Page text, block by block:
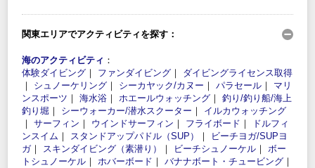
関東エリアでアクティビティを探す：
海のアクティビティ ：
体験ダイビング ｜ ファンダイビング ｜ ダイビングライセンス取得
｜ シュノーケリング ｜ シーカヤック/カヌー ｜ パラセール ｜ マリ
ンスポーツ ｜ 海水浴 ｜ ホエールウォッチング ｜ 釣り/釣り船/海上
釣り堀 ｜ シーウォーカー/潜水スクーター ｜ イルカウォッチング
｜ サーフィン ｜ ウインドサーフィン ｜ フライボード ｜
ドルフィ
ンスイム ｜ スタンドアップパドル（SUP） ｜
ビーチヨガ/SUPヨ
ガ｜ スキンダイビング（素潜り） ｜ ビーチシュノーケル ｜ ボー
トシュノーケル ｜ ホバーボード ｜ バナナボート・チュービング ｜